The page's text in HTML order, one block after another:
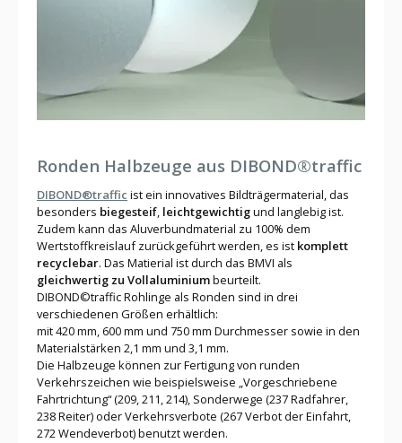
Ronden Halbzeuge aus DIBOND®traffic
DIBOND®traffic ist ein innovatives Bildträgermaterial, das
besonders biegesteif, leichtgewichtigund langlebig ist.
Zudem kann das Aluverbundmaterial zu 100% dem
Wertstoffkreislauf zurückgeführt werden, es ist komplett
recyclebar. Das Matierial ist durch das BMVI als
gleichwertig zu Vollaluminiumbeurteilt.
DIBOND©traffic Rohlinge als Ronden sind in drei
verschiedenen Größen erhältlich:
mit 420 mm, 600 mm und 750 mm Durchmesser sowie in den
Materialstärken 2,1 mm und 3,1 mm.
Die Halbzeuge können zur Fertigung von runden
Verkehrszeichen wie beispielsweise „Vorgeschriebene
Fahrtrichtung“ (209, 211, 214), Sonderwege (237 Radfahrer,
238 Reiter) oder Verkehrsverbote (267 Verbot der Einfahrt,
272 Wendeverbot) benutzt werden.